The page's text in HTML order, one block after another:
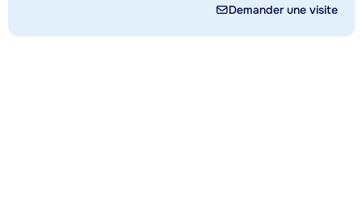
Demander une visite